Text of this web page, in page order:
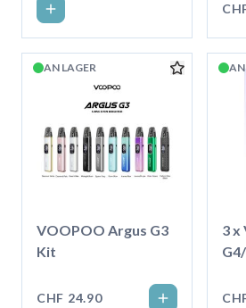
AN LAGER
VOOPOO Argus G3
Kit
CHF 24.90
AN
3 x